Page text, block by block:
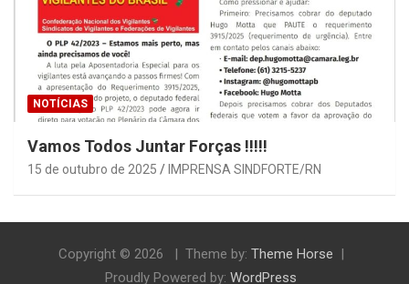
NOTÍCIAS
Vamos Todos Juntar Forças !!!!!
15 de outubro de 2025 IMPRENSA SINDFORTE/RN
Copyright © 2026 Theme by: Theme Horse
Proudly Powered by: WordPress